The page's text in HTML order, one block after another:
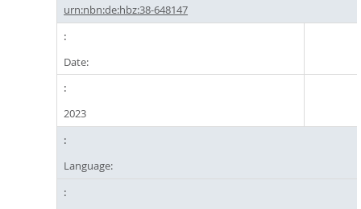
urn:nbn:de:hbz:38-648147
Date:
2023
Language: